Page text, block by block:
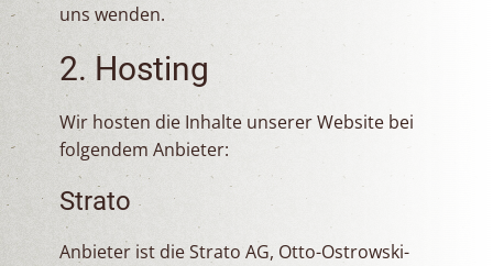
uns wenden.
2. Hosting
Wir hosten die Inhalte unserer Website bei
folgendem Anbieter:
Strato
Anbieter ist die Strato AG, Otto-Ostrowski-